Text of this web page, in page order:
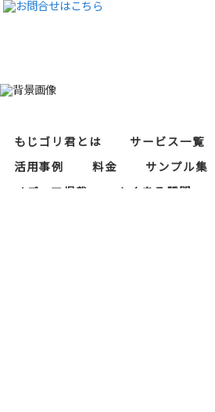
もじゴリ君とは サービス一覧
活用事例
料金 サンプル集
メディア掲載
よくある質問